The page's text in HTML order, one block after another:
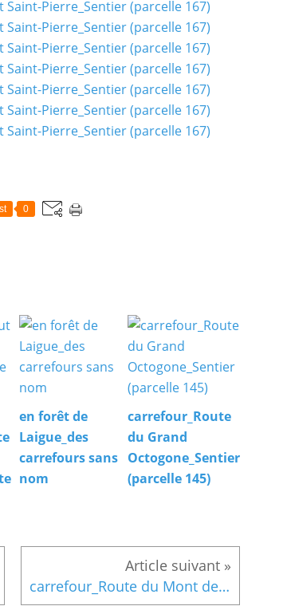
0
en forêt de
Laigue_des
carrefours sans
nom
carrefour_Route
du Grand
Octogone_Sentier
(parcelle 145)
carrefour_Route du Mont des Singes_Sentier (parcelle 163)